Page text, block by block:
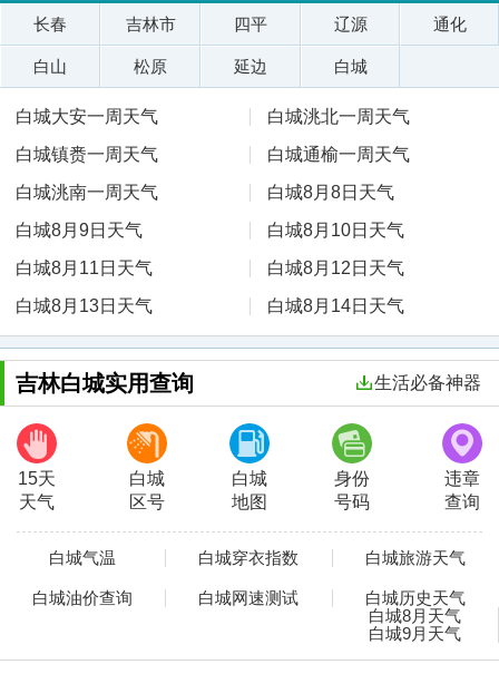
长春 吉林市 四平 辽源 通化
白山 松原 延边 白城
白城大安一周天气
白城洮北一周天气
白城镇赉一周天气
白城通榆一周天气
白城洮南一周天气
白城8月8日天气
白城8月9日天气
白城8月10日天气
白城8月11日天气
白城8月12日天气
白城8月13日天气
白城8月14日天气
吉林白城实用查询 生活必备神器
15天
天气
白城
区号
白城
地图
身份
号码
违章
查询
白城气温 白城穿衣指数 白城旅游天气
白城油价查询 白城网速测试
白城历史天气
白城8月天气
白城9月天气